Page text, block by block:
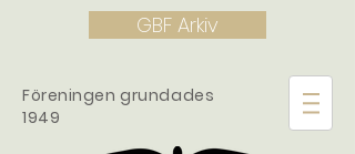
GBF Arkiv
Föreningen grundades
1949